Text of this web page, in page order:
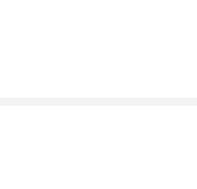
는 작가가 그린 50여 점의 수
가 느꼈던 마음의 고요함이 읽